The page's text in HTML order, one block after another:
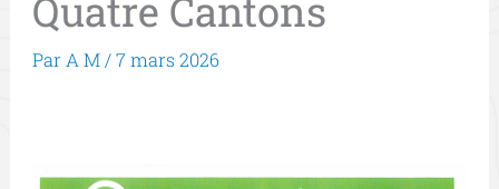
Quatre Cantons
Par A M /7 mars 2026